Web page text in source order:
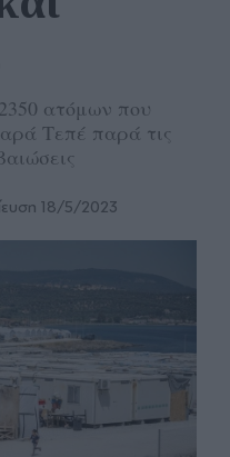
ατόμων που
Τεπέ παρά τις
18/5/2023